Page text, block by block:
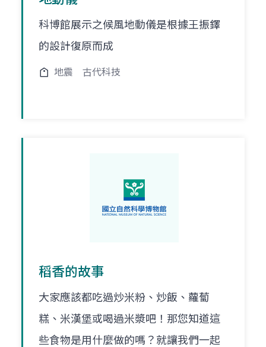
科博館展示之候風地動儀是根據王振鐸
的設計復原而成
地震 古代科技
稻香的故事
大家應該都吃過炒米粉、炒飯、蘿蔔
糕、米漢堡或喝過米漿吧！那您知道這
些食物是用什麼做的嗎？就讓我們一起